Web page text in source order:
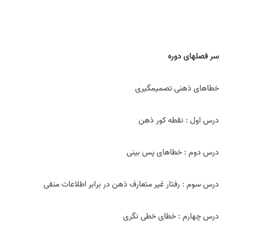
سر فصل­های دوره
خطاهای ذهنی تصمیم­گیری
درس اول : نقطه کور ذهن
درس دوم : خطاهای پس بینی
درس سوم : رفتار غیر متعارف ذهن در برابر اطلاعات منفی
درس چهارم : خطای خطی­ نگری